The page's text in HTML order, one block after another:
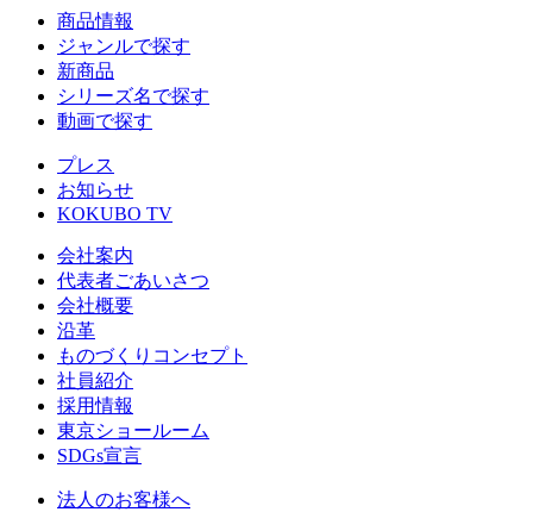
商品情報
ジャンルで探す
新商品
シリーズ名で探す
動画で探す
プレス
お知らせ
KOKUBO TV
会社案内
代表者ごあいさつ
会社概要
沿革
ものづくりコンセプト
社員紹介
採用情報
東京ショールーム
SDGs宣言
法人のお客様へ